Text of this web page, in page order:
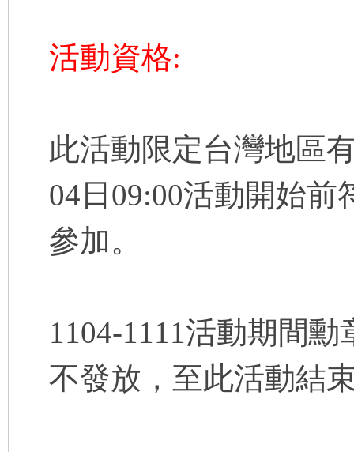
活動資格:
此活動限定台灣地區
04日09:00活動開始
參加。
1104-1111活動期間
不發放，至此活動結